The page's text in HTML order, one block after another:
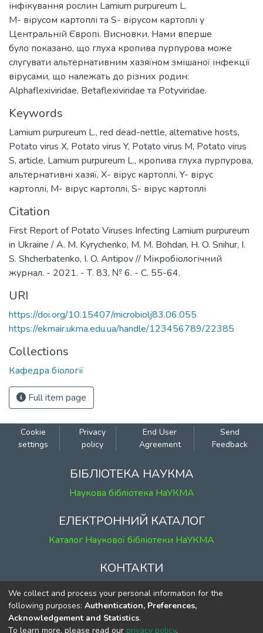
інфікування рослин Lamium purpureum L.
M- вірусом картоплі та S- вірусом картоплі у
Центральній Європі. Висновки. Нами вперше
було показано, що глуха кропива пурпурова може
слугувати альтернативним хазяїном змішаної інфекції
вірусами, що належать до різних родин:
Alphaflexiviridae, Betaflexiviridae та Potyviridae.
Keywords
Lamium purpureum L., red dead-nettle, alternative hosts,
Potato virus X, Potato virus Y, Potato virus M, Potato virus
S, article, Lamium purpureum L., кропива глуха пурпурова,
альтернативні хазяї, X- вірус картоплі, Y- вірус
картоплі, M- вірус картоплі, S- вірус картоплі
Citation
First Report of Potato Viruses Infecting Lamium purpureum
in Ukraine / A. M. Kyrychenko, M. M. Bohdan, H. O. Snihur, I.
S. Shcherbatenko, I. O. Antipov // Мікробіологічний
журнал. - 2021. - Т. 83, № 6. - С. 55-64.
URI
https://doi.org/10.15407/microbiolj83.06.055
https://ekmair.ukma.edu.ua/handle/123456789/22385
Collections
Кафедра біології
Full item page
Cookie
settings
Privacy
policy
End User
Agreement
Send
Feedback
БІБЛІОТЕКА НАУКМА
Наукова бібліотека НаУКМА
ЕЛЕКТРОННИЙ КАТАЛОГ
Каталог Наукової бібліотеки НаУКМА
КОНТАКТИ
м. Київ, вул. Григорія Сковороди, 2
к. 1, к. 120
тел. (044) 463-69-31
We collect and process your personal information for the
following purposes: Authentication, Preferences,
Acknowledgement and Statistics.
To learn more, please read our privacy policy.